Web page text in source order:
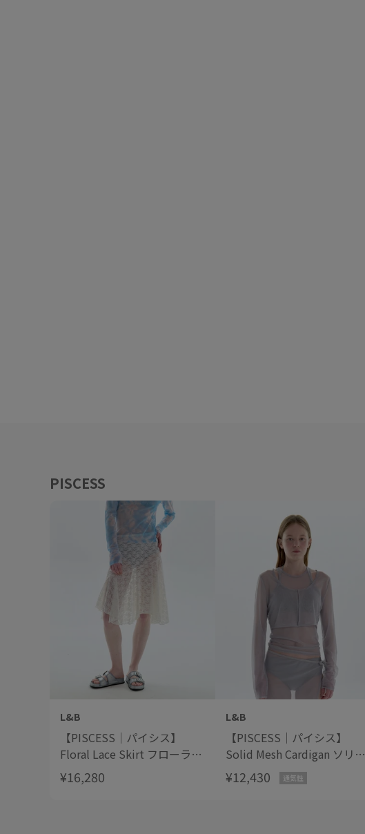
PISCESS
L&B
【PISCESS｜パイシス】
Floral Lace Skirt フローラル
レーススカート
¥16,280
L&B
【PISCESS｜パイシス】
Solid Mesh Cardigan ソリッ
ドメッシュカーディガン
¥12,430 通気性